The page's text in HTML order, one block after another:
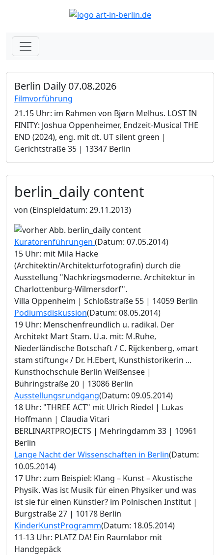
Berlin Daily 07.08.2026
Filmvorführung
21.15 Uhr: im Rahmen von Bjørn Melhus. LOST IN
FINITY: Joshua Oppenheimer, Endzeit-Musical THE
END (2024), eng. mit dt. UT silent green |
Gerichtstraße 35 | 13347 Berlin
berlin_daily content
von (Einspieldatum: 29.11.2013)
Kuratorenführungen (Datum: 07.05.2014)
15 Uhr: mit Mila Hacke
(Architektin/Architekturfotografin) durch die
Ausstellung "Nachkriegsmoderne. Architektur in
Charlottenburg-Wilmersdorf".
Villa Oppenheim | Schloßstraße 55 | 14059 Berlin
Podiumsdiskussion(Datum: 08.05.2014)
19 Uhr: Menschenfreundlich u. radikal. Der
Architekt Mart Stam. U.a. mit: M.Ruhe,
Niederländische Botschaft / C. Rijckenberg, »mart
stam stiftung« / Dr. H.Ebert, Kunsthistorikerin ...
Kunsthochschule Berlin Weißensee |
Bühringstraße 20 | 13086 Berlin
Ausstellungsrundgang(Datum: 09.05.2014)
18 Uhr: "THREE ACT" mit Ulrich Riedel | Lukas
Hoffmann | Claudia Vitari
BERLINARTPROJECTS | Mehringdamm 33 | 10961
Berlin
Lange Nacht der Wissenschaften in Berlin(Datum:
10.05.2014)
17 Uhr: zum Beispiel: Klang – Kunst – Akustische
Physik. Was ist Musik für einen Physiker und was
ist sie für einen Künstler? im Polnischen Institut |
Burgstraße 27 | 10178 Berlin
KinderKunstProgramm(Datum: 18.05.2014)
11-13 Uhr: PLATZ DA! Ein Raumlabor mit
Handgepäck